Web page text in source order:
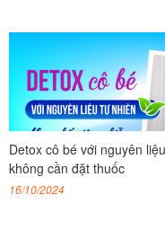
Detox cô bé với nguyên
không cần đặt thuốc
16/10/2024